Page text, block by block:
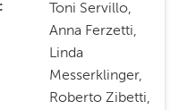
Toni Servillo,
Anna Ferzetti,
Linda
Messerklinger,
Roberto Zibetti,